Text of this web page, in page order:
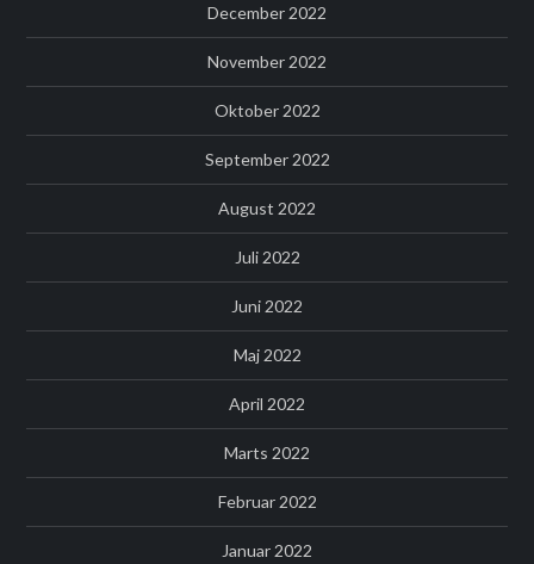
December 2022
November 2022
Oktober 2022
September 2022
August 2022
Juli 2022
Juni 2022
Maj 2022
April 2022
Marts 2022
Februar 2022
Januar 2022